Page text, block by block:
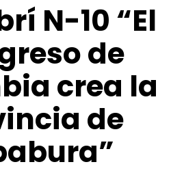
N-10 “El
de
crea la
de